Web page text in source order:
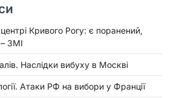
Кривого Рогу: є поранений,
– ЗМІ
Наслідки вибуху в Москві
Атаки РФ на вибори у Франції